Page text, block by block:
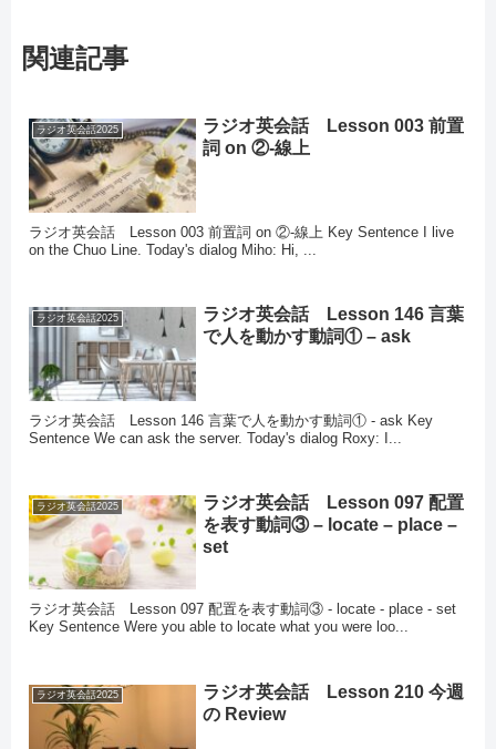
関連記事
ラジオ英会話2025
ラジオ英会話 Lesson 003 前置
詞 on ②-線上
ラジオ英会話 Lesson 003 前置詞 on ②-線上 Key Sentence I live
on the Chuo Line. Today's dialog Miho: Hi, ...
ラジオ英会話2025
ラジオ英会話 Lesson 146 言葉
で人を動かす動詞① – ask
ラジオ英会話 Lesson 146 言葉で人を動かす動詞① - ask Key
Sentence We can ask the server. Today's dialog Roxy: I...
ラジオ英会話2025
ラジオ英会話 Lesson 097 配置
を表す動詞③ – locate – place –
set
ラジオ英会話 Lesson 097 配置を表す動詞③ - locate - place - set
Key Sentence Were you able to locate what you were loo...
ラジオ英会話2025
ラジオ英会話 Lesson 210 今週
の Review